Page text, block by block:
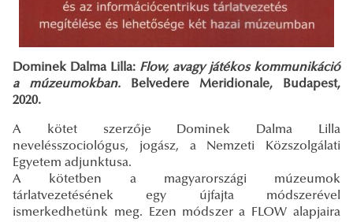
Dominek Dalma Lilla: Flow, avagy játékos kommunikáció
a múzeumokban. Belvedere Meridionale, Budapest,
2020.
A kötet szerzője Dominek Dalma Lilla
nevelésszociológus, jogász, a Nemzeti Közszolgálati
Egyetem adjunktusa.
A kötetben a magyarországi múzeumok
tárlatvezetésének egy újfajta módszerével
ismerkedhetünk meg. Ezen módszer a FLOW alapjaira